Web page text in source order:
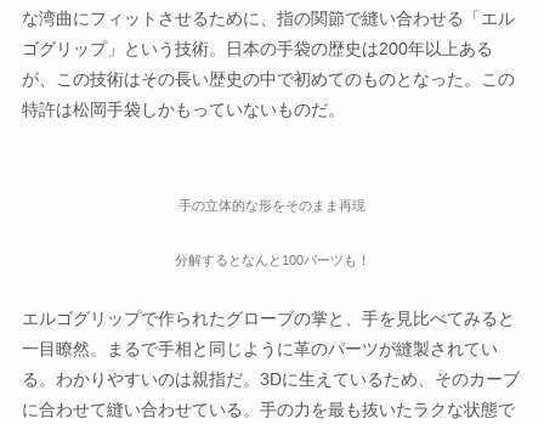
な湾曲にフィットさせるために、指の関節で縫い合わせる「エル
ゴグリップ」という技術。日本の手袋の歴史は200年以上ある
が、この技術はその長い歴史の中で初めてのものとなった。この
特許は松岡手袋しかもっていないものだ。
手の立体的な形をそのまま再現
分解するとなんと100パーツも！
エルゴグリップで作られたグローブの掌と、手を見比べてみると
一目瞭然。まるで手相と同じように革のパーツが縫製されてい
る。わかりやすいのは親指だ。3Dに生えているため、そのカーブ
に合わせて縫い合わせている。手の力を最も抜いたラクな状態で